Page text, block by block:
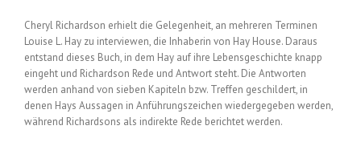
Cheryl Richardson erhielt die Gelegenheit, an mehreren Terminen
Louise L. Hay zu interviewen, die Inhaberin von Hay House. Daraus
entstand dieses Buch, in dem Hay auf ihre Lebensgeschichte knapp
eingeht und Richardson Rede und Antwort steht. Die Antworten
werden anhand von sieben Kapiteln bzw. Treffen geschildert, in
denen Hays Aussagen in Anführungszeichen wiedergegeben werden,
während Richardsons als indirekte Rede berichtet werden.